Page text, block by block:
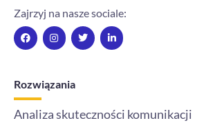
Zajrzyj na nasze sociale:
F
a
c
o
k
I
n
s
r
T
w
i
L
i
n
-
i
Rozwiązania
Analiza skuteczności komunikacji